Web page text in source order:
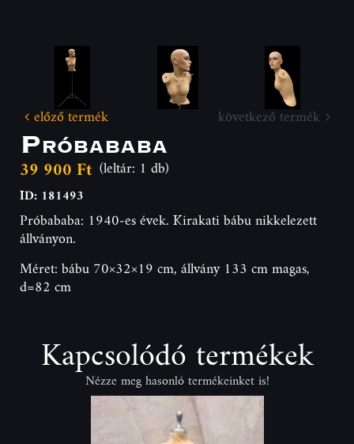
előző termék következő termék
Próbababa
39 900 Ft (leltár: 1 db)
ID: 181493
Próbababa: 1940-es évek. Kirakati bábu nikkelezett
állványon.
Méret: bábu 70×32×19 cm, állvány 133 cm magas,
d=82 cm
Kapcsolódó termékek
Nézze meg hasonló termékeinket is!